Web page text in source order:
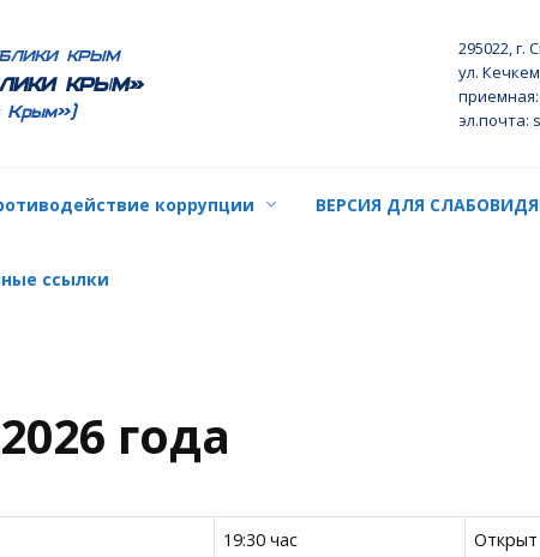
КРЫМ
КРЫМ»
Крым»)
295022, г.
ул.
приемная:
эл.почта:
коррупции ВЕРСИЯ ДЛЯ
ссылки
года
19:30 час Открыт